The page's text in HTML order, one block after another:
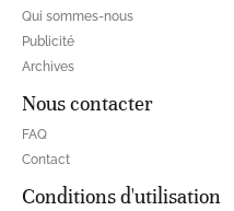
Qui sommes-nous
Publicité
Archives
Nous contacter
FAQ
Contact
Conditions d'utilisation